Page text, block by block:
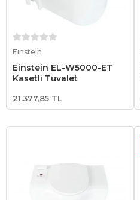
Einstein
Einstein EL-W5000-ET
Kasetli Tuvalet
21.377,85 TL